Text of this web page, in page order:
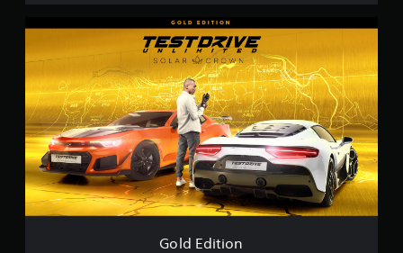
G
E
d
i
t
i
o
n
Gold Edition